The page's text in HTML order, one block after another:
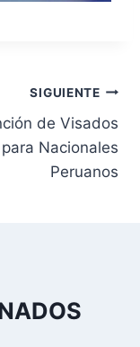
SIGUIENTE
de Visados
para Nacionales
Peruanos